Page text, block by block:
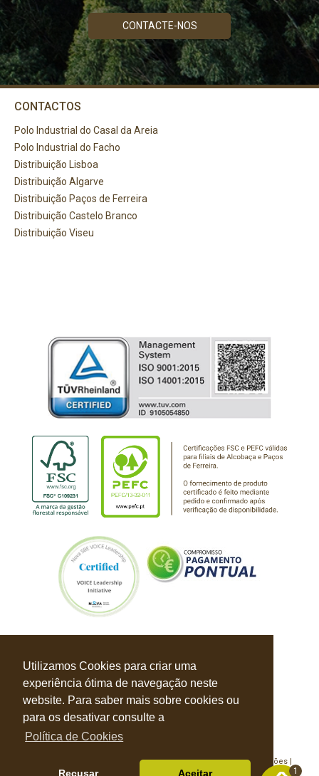
Utilizamos Cookies para criar uma
experiência ótima de navegação neste
website. Para saber mais sobre cookies ou
para os desativar consulte a
Política de Cookies
Recusar Aceitar
CONTACTE-NOS
CONTACTOS
Polo Industrial do Casal da Areia
Polo Industrial do Facho
Distribuição Lisboa
Distribuição Algarve
Distribuição Paços de Ferreira
Distribuição Castelo Branco
Distribuição Viseu
Política de Cookies | Livro de Reclamações |
1